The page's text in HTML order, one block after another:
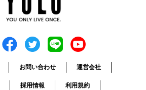
お問い合わせ 運営会社
採用情報 利用規約